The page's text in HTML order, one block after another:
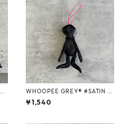
WHOOPEE GREY® #SATIN B
LACK/Sサイズ
¥1,540